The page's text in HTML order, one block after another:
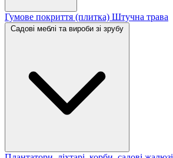
Гумове покриття (плитка) Штучна трава
Садові меблі та вироби зі зрубу